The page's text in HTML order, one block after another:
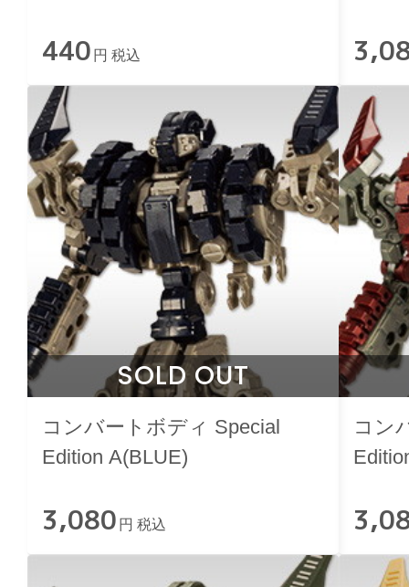
440 円 税込
SOLD OUT
コンバートボディ Special
Edition A(BLUE)
3,080 円 税込
コン